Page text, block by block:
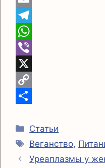
E
m
a
T
e
e
g
a
m
W
h
a
A
p
p
V
b
r
X
C
p
y
L
т
п
р
Рубрики
Статьи
Метки
Веганство,
Уреаплазмы у